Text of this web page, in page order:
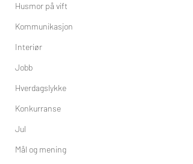
Husmor på vift
Kommunikasjon
Interiør
Jobb
Hverdagslykke
Konkurranse
Jul
Mål og mening